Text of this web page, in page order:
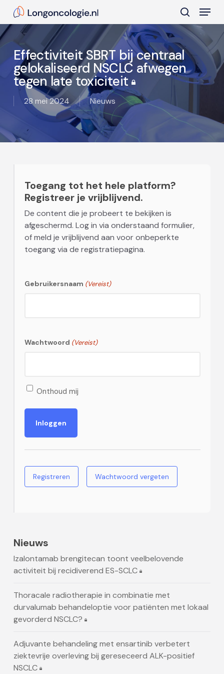
main
content
search
Menu
Effectiviteit SBRT bij centraal
gelokaliseerd NSCLC afwegen
tegen late toxiciteit
28 mei 2024 Nieuws
Toegang tot het hele platform?
Registreer je vrijblijvend.
De content die je probeert te bekijken is
afgeschermd. Log in via onderstaand formulier,
of meld je vrijblijvend aan voor onbeperkte
toegang via de registratiepagina.
Gebruikersnaam (Vereist)
Wachtwoord (Vereist)
Onthoud mij
Registreren Wachtwoord vergeten
Nieuws
Izalontamab brengitecan toont veelbelovende
activiteit bij recidiverend ES-SCLC
Thoracale radiotherapie in combinatie met
durvalumab behandeloptie voor patiënten met lokaal
gevorderd NSCLC?
Adjuvante behandeling met ensartinib verbetert
ziektevrije overleving bij gereseceerd ALK-positief
NSCLC
Close
Menu